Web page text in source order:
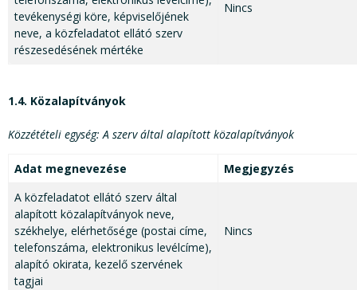
tevékenységi köre, képviselőjének
neve, a közfeladatot ellátó szerv
részesedésének mértéke
Nincs
1.4. Közalapítványok
Közzétételi egység: A szerv által alapított közalapítványok
Adat megnevezése
Megjegyzés
A közfeladatot ellátó szerv által
alapított közalapítványok neve,
székhelye, elérhetősége (postai címe,
telefonszáma, elektronikus levélcíme),
alapító okirata, kezelő szervének
tagjai
Nincs